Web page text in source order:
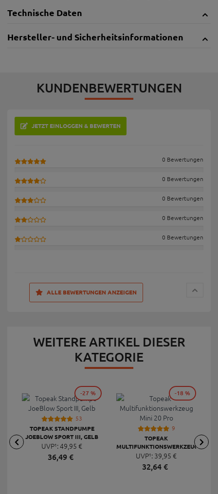
Technische Daten
Hersteller- und Sicherheitsinformationen
KUNDENBEWERTUNGEN
JETZT EINLOGGEN & BEWERTEN
0 Bewertungen
0 Bewertungen
0 Bewertungen
0 Bewertungen
0 Bewertungen
ALLE BEWERTUNGEN ANZEIGEN
WEITERE ARTIKEL DIESER
KATEGORIE
53
TOPEAK STANDPUMPE
JOEBLOW SPORT III, GELB
UVP¹:49,95 €
36,49€
-27 %
9
TOPEAK
MULTIFUNKTIONSWERKZEUG
MINI 20 PRO
UVP¹: 39,95 €
32,64€
-18 %